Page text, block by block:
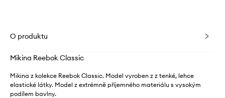
O produktu
Mikina Reebok Classic
Mikina z kolekce Reebok Classic. Model vyroben z z tenké, lehce
elastické látky. Model z extrémně příjemného materiálu s vysokým
podílem bavlny.